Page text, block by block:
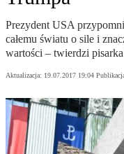
Prezydent USA
całemu światu o sile i
wartości – twierdzi
Aktualizacja: 19.07.2017 19:04